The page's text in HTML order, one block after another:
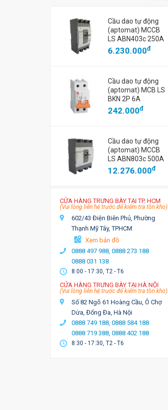
Cầu dao tự động
(aptomat) MCCB
LS ABN403c 250A
6.230.000đ
Cầu dao tự động
(aptomat) MCB LS
BKN 2P 6A
242.000đ
Cầu dao tự động
(aptomat) MCCB
LS ABN803c 500A
12.276.000đ
CỬA HÀNG TRƯNG BÀY TẠI TP. HCM
(Vui lòng liên hệ trước để kiểm tra tồn kho)
602/43 Điện Biên Phủ, Phường
Thạnh Mỹ Tây, TPHCM
Xem bản đồ
0888 497 988, 0888 273 188
0888 031 138
8:00 - 17:30, T2 - T6
CỬA HÀNG TRƯNG BÀY TẠI HÀ NỘI
(Vui lòng liên hệ trước để kiểm tra tồn kho)
Số 82 Ngõ 61 Hoàng Cầu, Ô Chợ
Dừa, Đống Đa, Hà Nội
0888 749 188, 0888 584 188
0888 719 388, 0888 402 188
8:30 - 17:30, T2 - T6